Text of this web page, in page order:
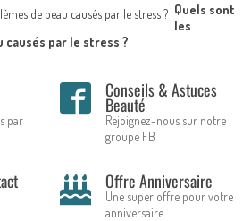
Quels sont
les
causés par le stress ?
par
Conseils & Astuces
Beauté
Rejoignez-nous sur notre
groupe FB
Offre Anniversaire
Une super offre pour votre
anniversaire